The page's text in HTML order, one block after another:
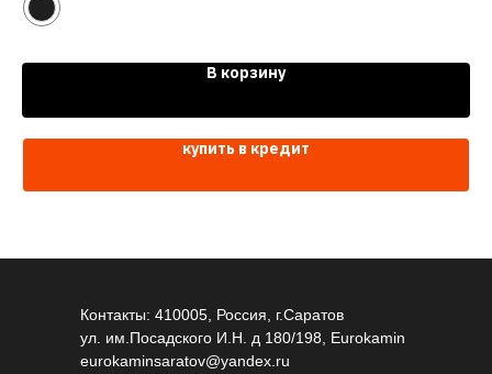
В корзину
купить в кредит
Контакты: 410005, Россия, г.Саратов
ул. им.Посадского И.Н. д 180/198, Eurokamin
eurokaminsaratov@yandex.ru